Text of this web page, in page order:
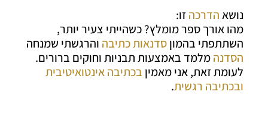
נושאהדרכהזו:
מהו אורך ספר מומלץ? כשהייתי צעיר יותר,
השתתפתי בהמוןסדנאות כתיבה והרגשתי שמנחה
הסדנהמלמד באמצעות תבניות וחוקים ברורים.
לעומת זאת, אני מאמין בכתיבה אינטואיטיבית
ובכתיבה רגשית.